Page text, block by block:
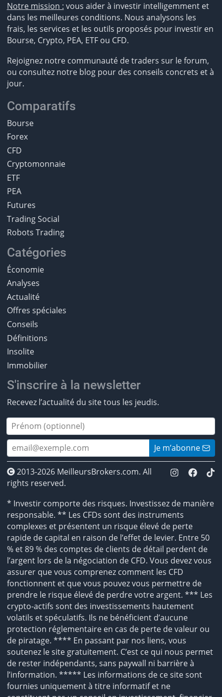
Notre mission : vous aider à investir intelligemment et
dans les meilleures conditions. Nous analysons les
frais, les services et les outils proposés pour investir en
Bourse, Crypto, PEA, ETF ou CFD.
Rejoignez notre communauté de traders sur le forum,
ou consultez notre blog pour des conseils concrets et à
jour.
Comparatifs
Bourse
Forex
CFD
Cryptomonnaie
ETF
PEA
Futures
Trading Social
Robots Trading
Catégories
Économie
Analyses
Actualité
Offres spéciales
Conseils
Définitions
Insolite
Immobilier
S'inscrire à la newsletter
Recevez l’actualité du site tous les jeudis.
Je m’abonne
2013-2026 MeilleursBrokers.com. All
rights reserved.
* Investir comporte des risques. Investissez de manière
responsable. ** Les CFDs sont des instruments
complexes et présentent un risque élevé de perte
rapide de capital en raison de l’effet de levier. Entre 50
% et 89 % des comptes de clients de détail perdent de
l’argent lors de la négociation de CFD. Vous devez vous
assurer que vous comprenez comment les CFD
fonctionnent et que vous pouvez vous permettre de
prendre le risque élevé de perdre votre argent. *** Les
crypto-actifs sont des investissements hautement
volatils et spéculatifs. Ils ne bénéficient d’aucune
protection réglementaire en cas de perte de valeur ou
de piratage. **** En passant par nos liens, vous
soutenez le site gratuitement. C’est ce qui nous permet
de rester indépendants, sans paywall ni barrière à
l’information. ***** Les informations de ce site sont
fournies uniquement à titre informatif et ne